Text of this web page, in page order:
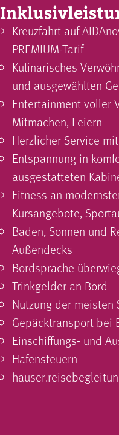
Kreuzfahrt auf
PREMIUM-Tarif
Kulinarisches
und ausgewählten
Entertainment voller
Mitmachen, Feiern
Herzlicher Service
Entspannung in
ausgestatteten
Fitness an
Kursangebote,
Baden, Sonnen und
Außendecks
Bordsprache
Trinkgelder an Bord
Nutzung der
Gepäcktransport bei
Einschiffungs- und
Hafensteuern